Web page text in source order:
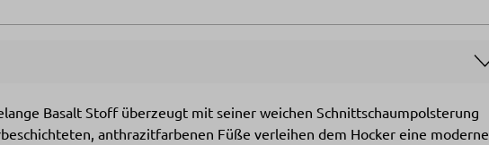
Basalt Stoff überzeugt mit seiner weichen Schnittschaumpolsterung
anthrazitfarbenen Füße verleihen dem Hocker eine moderne